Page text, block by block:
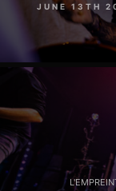
JUNE 13TH